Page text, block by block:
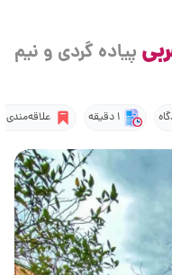
پیاده گردی و نیم
1 دقیقه